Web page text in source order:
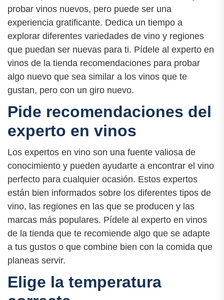
probar vinos nuevos, pero puede ser una
experiencia gratificante. Dedica un tiempo a
explorar diferentes variedades de vino y regiones
que puedan ser nuevas para ti. Pídele al experto en
vinos de la tienda recomendaciones para probar
algo nuevo que sea similar a los vinos que te
gustan, pero con un giro nuevo.
Pide recomendaciones del
experto en vinos
Los expertos en vino son una fuente valiosa de
conocimiento y pueden ayudarte a encontrar el vino
perfecto para cualquier ocasión. Estos expertos
están bien informados sobre los diferentes tipos de
vino, las regiones en las que se producen y las
marcas más populares. Pídele al experto en vinos
de la tienda que te recomiende algo que se adapte
a tus gustos o que combine bien con la comida que
planeas servir.
Elige la temperatura